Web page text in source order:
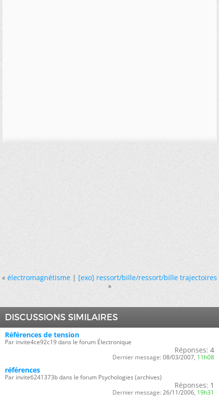
« électromagnétisme|[exo] ressort/bille/ressort/bille trajectoires
»
DISCUSSIONS SIMILAIRES
Références de tension
Par invite4ce92c19 dans le forum Électronique
Réponses: 4
Dernier message: 08/03/2007, 11h08
références
Par invite6241373b dans le forum Psychologies (archives)
Réponses: 1
Dernier message: 26/11/2006, 19h31